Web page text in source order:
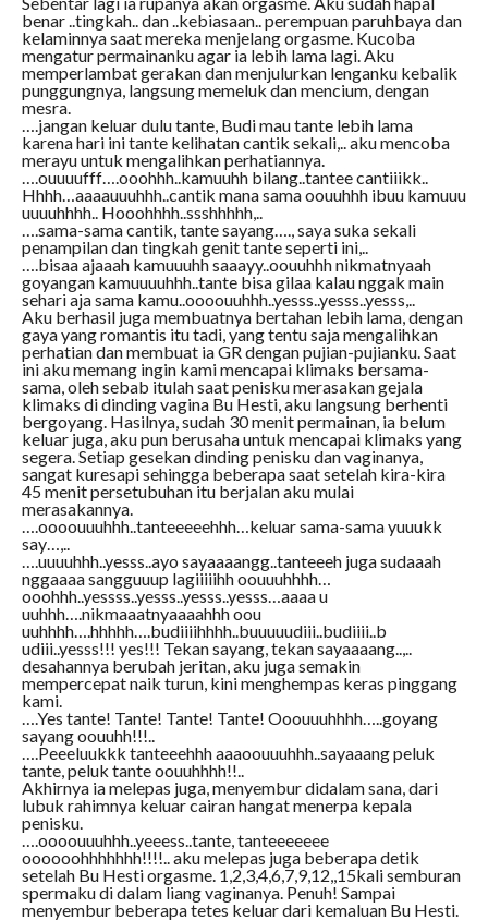
benar ..tingkah.. dan ..kebiasaan.. perempuan paruhbaya dan
kelaminnya saat mereka menjelang orgasme. Kucoba
mengatur permainanku agar ia lebih lama lagi. Aku
memperlambat gerakan dan menjulurkan lenganku kebalik
punggungnya, langsung memeluk dan mencium, dengan
mesra.
….jangan keluar dulu tante, Budi mau tante lebih lama
karena hari ini tante kelihatan cantik sekali,.. aku mencoba
merayu untuk mengalihkan perhatiannya.
….ouuuufff….ooohhh..kamuuhh bilang..tantee cantiiikk..
Hhhh…aaaauuuhhh..cantik mana sama oouuhhh ibuu kamuuu
uuuuhhhh.. Hooohhhh..ssshhhhh,..
….sama-sama cantik, tante sayang…., saya suka sekali
penampilan dan tingkah genit tante seperti ini,..
….bisaa ajaaah kamuuuhh saaayy..oouuhhh nikmatnyaah
goyangan kamuuuuhhh..tante bisa gilaa kalau nggak main
sehari aja sama kamu..oooouuhhh..yesss..yesss..yesss,..
Aku berhasil juga membuatnya bertahan lebih lama, dengan
gaya yang romantis itu tadi, yang tentu saja mengalihkan
perhatian dan membuat ia GR dengan pujian-pujianku. Saat
ini aku memang ingin kami mencapai klimaks bersama-
sama, oleh sebab itulah saat penisku merasakan gejala
klimaks di dinding vagina Bu Hesti, aku langsung berhenti
bergoyang. Hasilnya, sudah 30 menit permainan, ia belum
keluar juga, aku pun berusaha untuk mencapai klimaks yang
segera. Setiap gesekan dinding penisku dan vaginanya,
sangat kuresapi sehingga beberapa saat setelah kira-kira
45 menit persetubuhan itu berjalan aku mulai
merasakannya.
….oooouuuhhh..tanteeeeehhh…keluar sama-sama yuuukk
say…,..
….uuuuhhh..yesss..ayo sayaaaangg..tanteeeh juga sudaaah
nggaaaa sangguuup lagiiiiihh oouuuhhhh…
ooohhh..yessss..yesss..yesss..yesss…aaaa u
uuhhh….nikmaaatnyaaaahhh oou
uuhhhh….hhhhh….budiiiihhhh..buuuuudiii..budiiii..b
udiii..yesss!!! yes!!! Tekan sayang, tekan sayaaaang..,..
desahannya berubah jeritan, aku juga semakin
mempercepat naik turun, kini menghempas keras pinggang
kami.
….Yes tante! Tante! Tante! Tante! Ooouuuhhhh…..goyang
sayang oouuhh!!!..
….Peeeluukkk tanteeehhh aaaoouuuhhh..sayaaang peluk
tante, peluk tante oouuhhhh!!..
Akhirnya ia melepas juga, menyembur didalam sana, dari
lubuk rahimnya keluar cairan hangat menerpa kepala
penisku.
….oooouuuhhh..yeeess..tante, tanteeeeeee
oooooohhhhhhh!!!!.. aku melepas juga beberapa detik
setelah Bu Hesti orgasme. 1,2,3,4,6,7,9,12,,15kali semburan
spermaku di dalam liang vaginanya. Penuh! Sampai
menyembur beberapa tetes keluar dari kemaluan Bu Hesti.